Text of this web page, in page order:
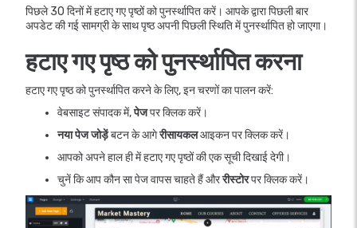
पिछले 30 दिनों में हटाए गए पृष्ठों को पुनर्स्थापित करें। आपके द्वारा पिछली बार
अपडेट की गई सामग्री के साथ पृष्ठ अपनी पिछली स्थिति में पुनर्स्थापित हो जाएगा।
हटाए गए पृष्ठ को पुनर्स्थापित करना
हटाए गए पृष्ठ को पुनर्स्थापित करने के लिए, इन चरणों का पालन करें:
वेबसाइट संपादक में,पेजपर क्लिक करें।
नया पेज जोड़ेंबटन के आगेरीसायकलआइकन पर क्लिक करें।
आपको अपने हाल ही में हटाए गए पृष्ठों की एक सूची दिखाई देगी।
चुनें कि आप कौन सा पेज वापस चाहते हैं औररीस्टोरपर क्लिक करें।